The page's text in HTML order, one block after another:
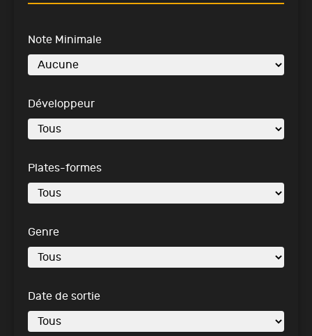
Note Minimale
Développeur
Plates-formes
Genre
Date de sortie